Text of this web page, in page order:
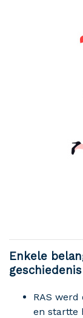
Enkele
geschiedenis
RAS
en startte